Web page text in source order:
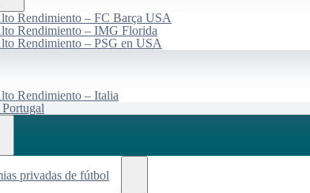
Rendimiento – FC Barça USA
Rendimiento – IMG Florida
Rendimiento – PSG en USA
Rendimiento – Italia
privadas de fútbol